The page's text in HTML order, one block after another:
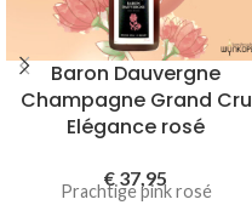
Baron Dauvergne
Champagne Grand Cru
Elégance rosé
€ 37,95
Prachtige pink rosé